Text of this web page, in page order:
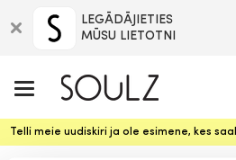
LEGĀDĀJIETIES
MŪSU LIETOTNI
Telli meie uudiskiri ja ole esimene, kes